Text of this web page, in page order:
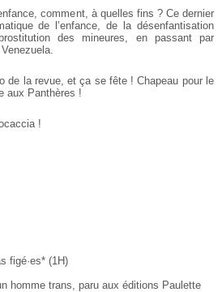
comment, à quelles fins ? Cedernier
de l’enfance, de la désenfantisation
des mineures, enpassant par
de la revue, et ça se fête ! Chapeau pour le
aux Panthères !
!
figé·es* (1H)
homme trans, paru aux éditions Paulette